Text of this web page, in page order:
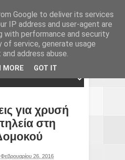
για χρυσή
στη
Φεβρουαρίου 26, 2016
Google to deliver its services
IP address and user-agent are
with performance and security
service, generate usage
address abuse.
MORE GOT IT